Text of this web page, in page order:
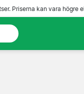
Priserna kan vara högre